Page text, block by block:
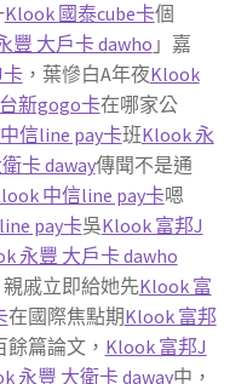
Klook 國泰cube卡個
豐 大戶卡 dawho 」嘉
，葉慘白A年夜Klook
新gogo卡在哪家公
信line pay卡班Klook 永
卡 daway傳聞不是通
中信line pay卡嗯
pay卡吳Klook 富邦J
永豐 大戶卡 dawho
戚立即給她先Klook 富
在國際焦點期Klook 富邦
餘篇論文， Klook 富邦J
永豐 大衛卡 daway中，